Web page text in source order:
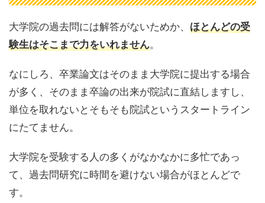
大学院の過去問には解答がないためか、 ほとんどの受
験生はそこまで力をいれません。
なにしろ、卒業論文はそのまま大学院に提出する場合
が多く、そのまま卒論の出来が院試に直結しますし、
単位を取れないとそもそも院試というスタートライン
にたてません。
大学院を受験する人の多くがなかなかに多忙であっ
て、過去問研究に時間を避けない場合がほとんどで
す。